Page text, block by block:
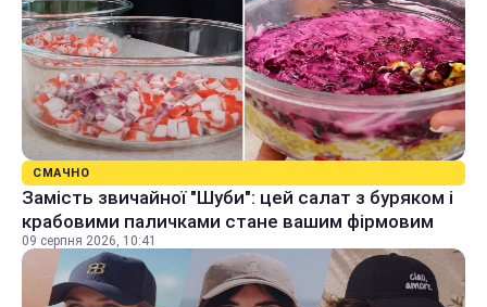
СМАЧНО
Замість звичайної "Шуби": цей салат з буряком і
крабовими паличками стане вашим фірмовим
09 серпня 2026, 10:41